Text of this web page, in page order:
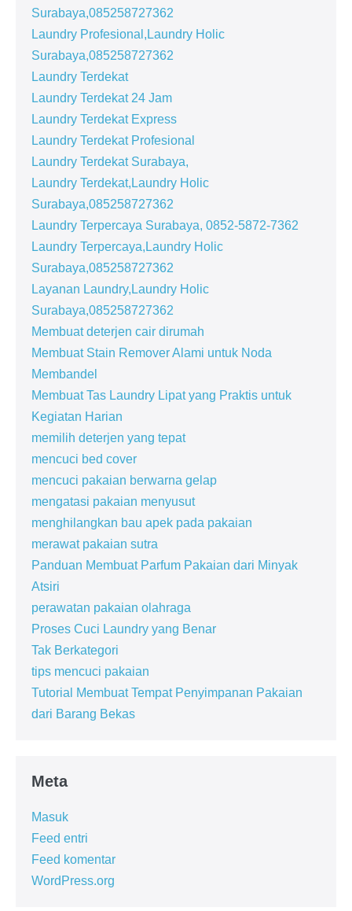
Surabaya,085258727362
Laundry Profesional,Laundry Holic
Surabaya,085258727362
Laundry Terdekat
Laundry Terdekat 24 Jam
Laundry Terdekat Express
Laundry Terdekat Profesional
Laundry Terdekat Surabaya,
Laundry Terdekat,Laundry Holic
Surabaya,085258727362
Laundry Terpercaya Surabaya, 0852-5872-7362
Laundry Terpercaya,Laundry Holic
Surabaya,085258727362
Layanan Laundry,Laundry Holic
Surabaya,085258727362
Membuat deterjen cair dirumah
Membuat Stain Remover Alami untuk Noda
Membandel
Membuat Tas Laundry Lipat yang Praktis untuk
Kegiatan Harian
memilih deterjen yang tepat
mencuci bed cover
mencuci pakaian berwarna gelap
mengatasi pakaian menyusut
menghilangkan bau apek pada pakaian
merawat pakaian sutra
Panduan Membuat Parfum Pakaian dari Minyak
Atsiri
perawatan pakaian olahraga
Proses Cuci Laundry yang Benar
Tak Berkategori
tips mencuci pakaian
Tutorial Membuat Tempat Penyimpanan Pakaian
dari Barang Bekas
Meta
Masuk
Feed entri
Feed komentar
WordPress.org